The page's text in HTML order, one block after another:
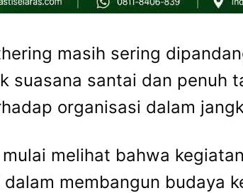
masih sering
suasana santai dan
organisasi dalam
melihat bahwa
membangun budaya